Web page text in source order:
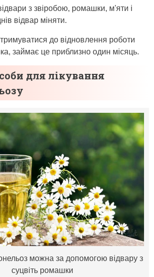
з звіробою, ромашки, м'яти і
відвар міняти.
до відновлення роботи
займає це приблизно один місяць.
для лікування
можна за допомогою відвару з
суцвіть ромашки